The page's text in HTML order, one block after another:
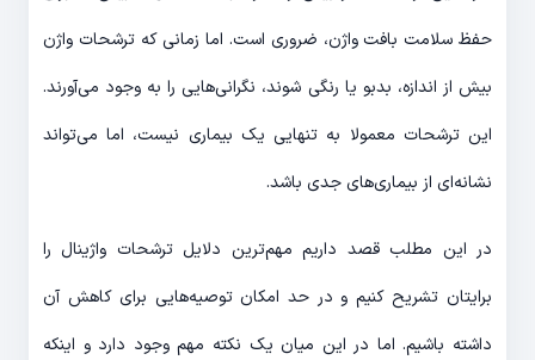
حفظ سلامت بافت واژن، ضروری است. اما زمانی که ترشحات واژن
بیش از اندازه، بدبو یا رنگی شوند، نگرانی‌هایی را به وجود می‌آورند.
این ترشحات معمولا به تنهایی یک بیماری نیست، اما می‌تواند
نشانه‌ای از بیماری‌های جدی باشد.
در این مطلب قصد داریم مهم‌ترین دلایل ترشحات واژینال را
برایتان تشریح کنیم و در حد امکان توصیه‌هایی برای کاهش آن
داشته باشیم. اما در این میان یک نکته مهم وجود دارد و اینکه